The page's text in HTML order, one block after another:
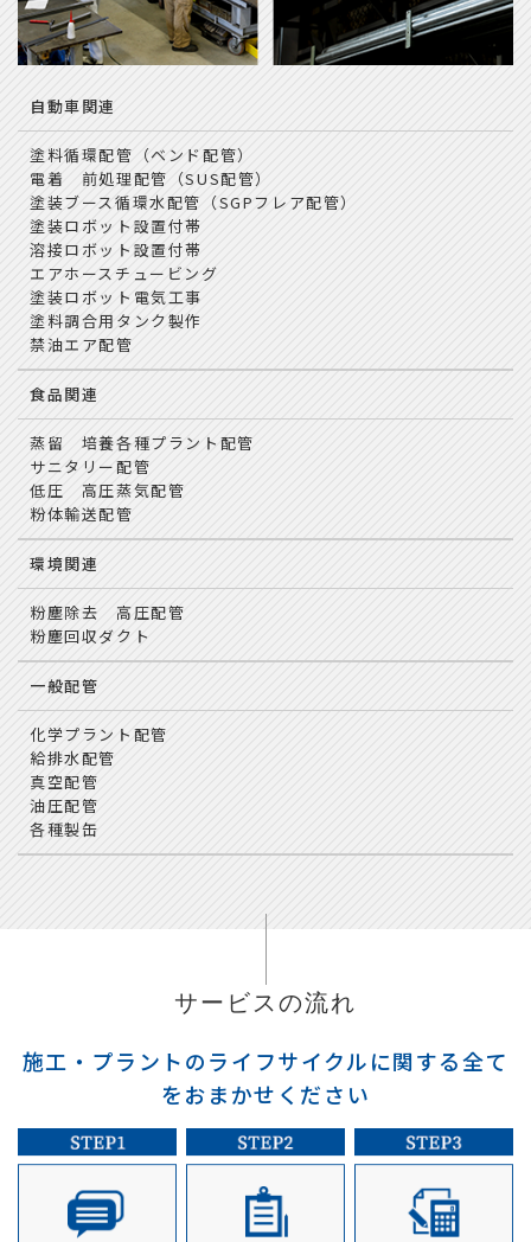
自動車関連
塗料循環配管（ベンド配管）
電着 前処理配管（SUS配管）
塗装ブース循環水配管（SGPフレア配管）
塗装ロボット設置付帯
溶接ロボット設置付帯
エアホースチュービング
塗装ロボット電気工事
塗料調合用タンク製作
禁油エア配管
食品関連
蒸留 培養各種プラント配管
サニタリー配管
低圧 高圧蒸気配管
粉体輸送配管
環境関連
粉塵除去 高圧配管
粉塵回収ダクト
一般配管
化学プラント配管
給排水配管
真空配管
油圧配管
各種製缶
サービスの流れ
施工・プラントのライフサイクルに関する全て
をおまかせください